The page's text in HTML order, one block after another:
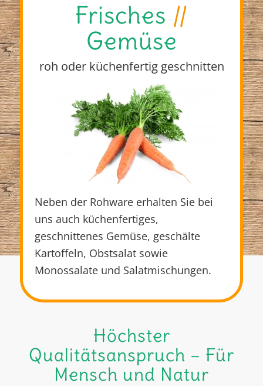
Frisches //
Gemüse
roh oder küchenfertig geschnitten
Neben der Rohware erhalten Sie bei
uns auch küchenfertiges,
geschnittenes Gemüse, geschälte
Kartoffeln, Obstsalat sowie
Monossalate und Salatmischungen.
Höchster
Qualitätsanspruch – Für
Mensch und Natur